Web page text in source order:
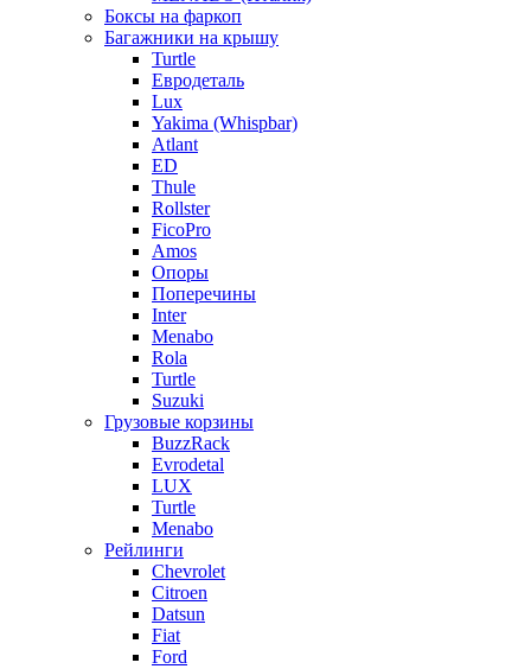
Боксы на фаркоп
Багажники на крышу
Turtle
Евродеталь
Lux
Yakima (Whispbar)
Atlant
ED
Thule
Rollster
FicoPro
Amos
Опоры
Поперечины
Inter
Menabo
Rola
Turtle
Suzuki
Грузовые корзины
BuzzRack
Evrodetal
LUX
Turtle
Menabo
Рейлинги
Chevrolet
Citroen
Datsun
Fiat
Ford